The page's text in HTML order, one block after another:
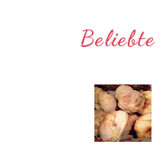
Beliebte